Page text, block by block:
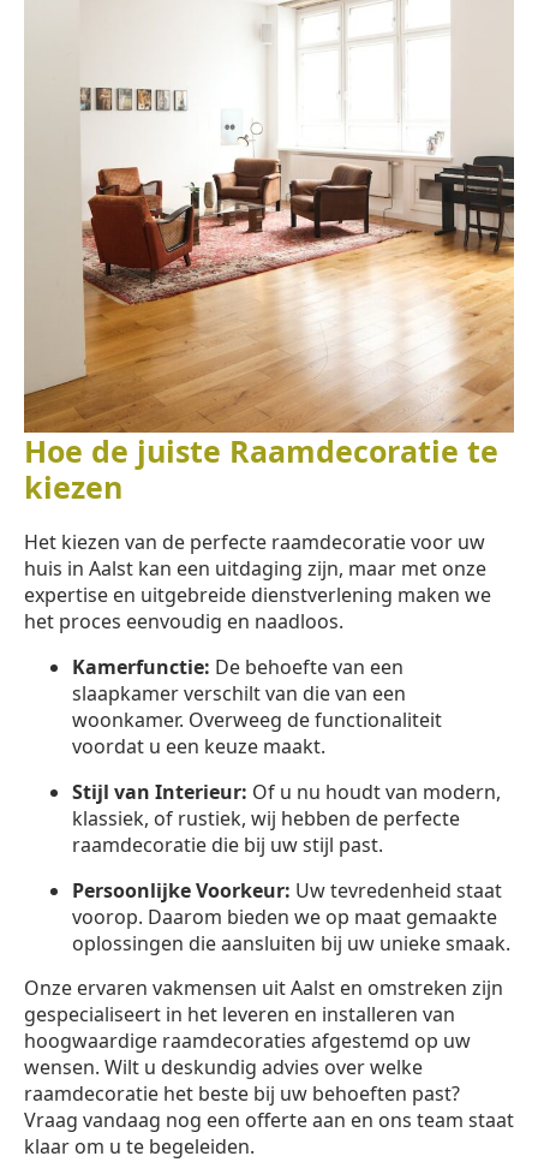
Hoe de juiste Raamdecoratie te
kiezen
Het kiezen van de perfecte raamdecoratie voor uw
huis in Aalst kan een uitdaging zijn, maar met onze
expertise en uitgebreide dienstverlening maken we
het proces eenvoudig en naadloos.
Kamerfunctie: De behoefte van een
slaapkamer verschilt van die van een
woonkamer. Overweeg de functionaliteit
voordat u een keuze maakt.
Stijl van Interieur: Of u nu houdt van modern,
klassiek, of rustiek, wij hebben de perfecte
raamdecoratie die bij uw stijl past.
Persoonlijke Voorkeur: Uw tevredenheid staat
voorop. Daarom bieden we op maat gemaakte
oplossingen die aansluiten bij uw unieke smaak.
Onze ervaren vakmensen uit Aalst en omstreken zijn
gespecialiseert in het leveren en installeren van
hoogwaardige raamdecoraties afgestemd op uw
wensen. Wilt u deskundig advies over welke
raamdecoratie het beste bij uw behoeften past?
Vraag vandaag nog een offerte aan en ons team staat
klaar om u te begeleiden.